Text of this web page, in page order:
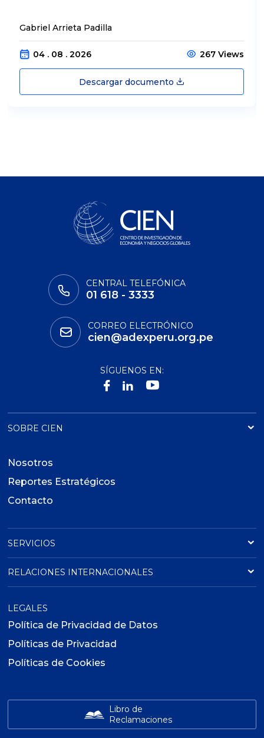
Gabriel Arrieta Padilla
04 . 08 . 2026 267 Views
Descargar documento
CENTRAL TELEFÓNICA
01 618 - 3333
CORREO ELECTRÓNICO
cien@adexperu.org.pe
SÍGUENOS EN:
SOBRE CIEN
Nosotros
Reportes Estratégicos
Contacto
SERVICIOS
RELACIONES INTERNACIONALES
LEGALES
Política de Privacidad de Datos
Políticas de Privacidad
Políticas de Cookies
Libro de
Reclamaciones